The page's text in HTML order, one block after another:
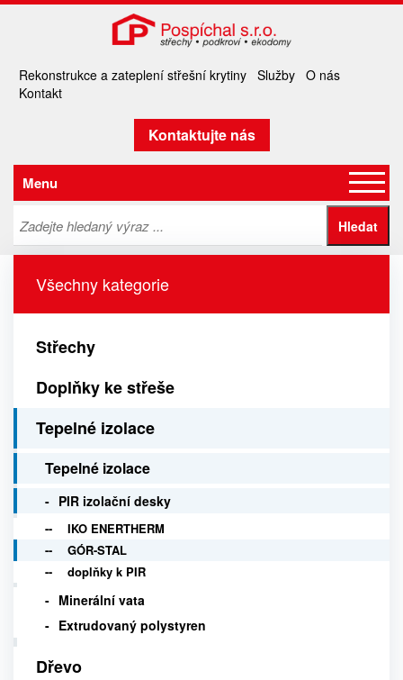
Rekonstrukce a zateplení střešní krytiny Služby O nás
Kontakt
Kontaktujte nás
Menu
Všechny kategorie
Střechy
Doplňky ke střeše
Tepelné izolace
Tepelné izolace
PIR izolační desky
IKO ENERTHERM
GÓR-STAL
doplňky k PIR
Minerální vata
Extrudovaný polystyren
Dřevo